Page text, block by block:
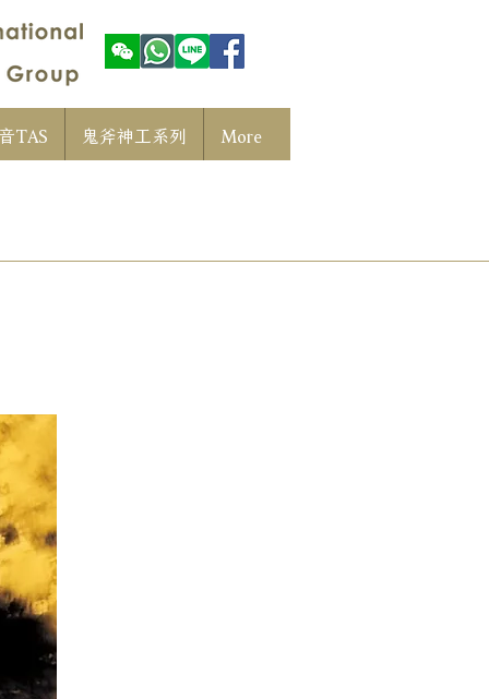
TAS 鬼斧神工系列 More